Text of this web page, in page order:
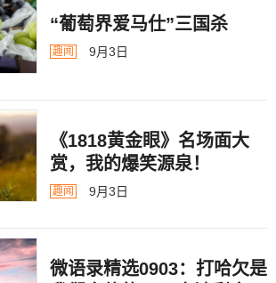
“葡萄界爱马仕”三国杀
趣闻 9月3日
《1818黄金眼》名场面大
赏，我的爆笑源泉！
趣闻 9月3日
微语录精选0903：打哈欠是